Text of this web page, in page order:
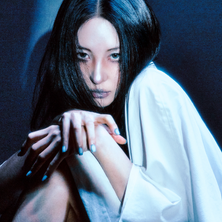
PLAYLIST
NoW
ALL
ARTICLES
LOGIN